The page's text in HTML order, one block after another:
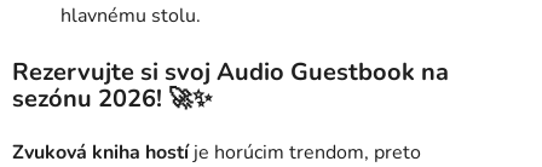
hlavnému stolu.
Rezervujte si svoj Audio Guestbook na
sezónu 2026! 🚀✨
Zvuková kniha hostíje horúcim trendom, preto